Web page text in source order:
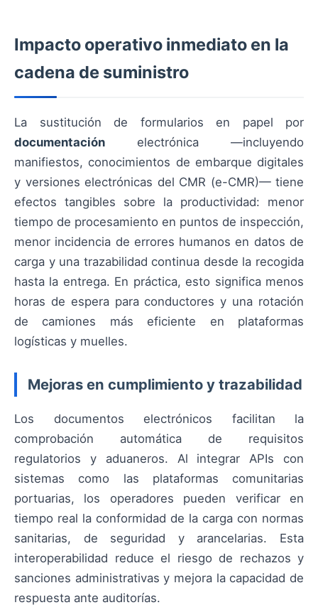
Impacto operativo inmediato en la
cadena de suministro
La sustitución de formularios en papel por
documentación electrónica —incluyendo
manifiestos, conocimientos de embarque digitales
y versiones electrónicas del CMR (e-CMR)— tiene
efectos tangibles sobre la productividad: menor
tiempo de procesamiento en puntos de inspección,
menor incidencia de errores humanos en datos de
carga y una trazabilidad continua desde la recogida
hasta la entrega. En práctica, esto significa menos
horas de espera para conductores y una rotación
de camiones más eficiente en plataformas
logísticas y muelles.
Mejoras en cumplimiento y trazabilidad
Los documentos electrónicos facilitan la
comprobación automática de requisitos
regulatorios y aduaneros. Al integrar APIs con
sistemas como las plataformas comunitarias
portuarias, los operadores pueden verificar en
tiempo real la conformidad de la carga con normas
sanitarias, de seguridad y arancelarias. Esta
interoperabilidad reduce el riesgo de rechazos y
sanciones administrativas y mejora la capacidad de
respuesta ante auditorías.